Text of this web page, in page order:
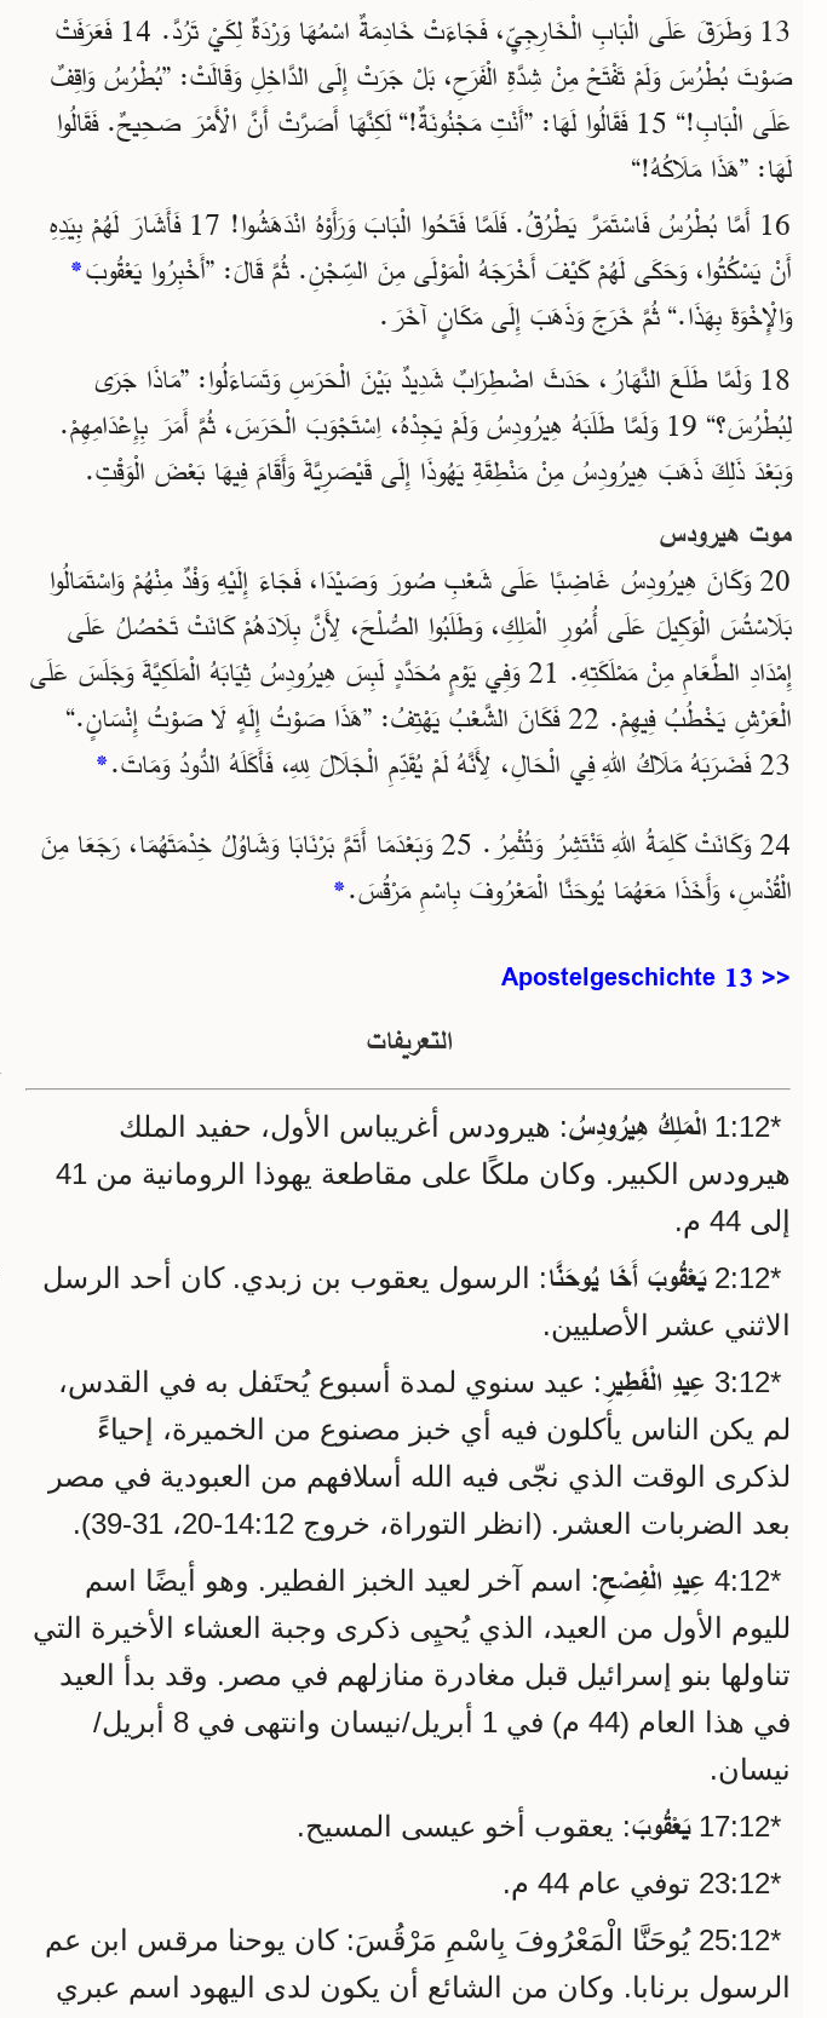
13 وَطَرَقَ عَلَى الْبَابِ الْخَارِجِيِّ، فَجَاءَتْ خَادِمَةٌ اسْمُهَا وَرْدَةٌ لِكَيْ تَرُدَّ. 14 فَعَرَفَتْ
صَوْتَ بُطْرُسَ وَلَمْ تَفْتَحْ مِنْ شِدَّةِ الْفَرَحِ، بَلْ جَرَتْ إِلَى الدَّاخِلِ وَقَالَتْ: ”بُطْرُسُ وَاقِفٌ
عَلَى الْبَابِ!“ 15 فَقَالُوا لَهَا: ”أَنْتِ مَجْنُونَةٌ!“ لَكِنَّهَا أَصَرَّتْ أَنَّ الْأَمْرَ صَحِيحٌ. فَقَالُوا
لَهَا: ”هَذَا مَلَاكُهُ!“
16 أَمَّا بُطْرُسُ فَاسْتَمَرَّ يَطْرُقُ. فَلَمَّا فَتَحُوا الْبَابَ وَرَأَوْهُ انْدَهَشُوا! 17 فَأَشَارَ لَهُمْ بِيَدِهِ
أَنْ يَسْكُتُوا، وَحَكَى لَهُمْ كَيْفَ أَخْرَجَهُ الْمَوْلَى مِنَ السِّجْنِ. ثُمَّ قَالَ: ”أَخْبِرُوا يَعْقُوبَ*
وَالْإِخْوَةَ بِهَذَا.“ ثُمَّ خَرَجَ وَذَهَبَ إِلَى مَكَانٍ آخَرَ.
18 وَلَمَّا طَلَعَ النَّهَارُ، حَدَثَ اضْطِرَابٌ شَدِيدٌ بَيْنَ الْحَرَسِ وَتَسَاءَلُوا: ”مَاذَا جَرَى
لِبُطْرُسَ؟“ 19 وَلَمَّا طَلَبَهُ هِيرُودِسُ وَلَمْ يَجِدْهُ، اِسْتَجْوَبَ الْحَرَسَ، ثُمَّ أَمَرَ بِإِعْدَامِهِمْ.
وَبَعْدَ ذَلِكَ ذَهَبَ هِيرُودِسُ مِنْ مَنْطِقَةِ يَهُوذَا إِلَى قَيْصَرِيَّةَ وَأَقَامَ فِيهَا بَعْضَ الْوَقْتِ.
موت هيرودس
20 وَكَانَ هِيرُودِسُ غَاضِبًا عَلَى شَعْبِ صُورَ وَصَيْدَا، فَجَاءَ إِلَيْهِ وَفْدٌ مِنْهُمْ وَاسْتَمَالُوا
بَلَاسْتُسَ الْوَكِيلَ عَلَى أُمُورِ الْمَلِكِ، وَطَلَبُوا الصُّلْحَ، لِأَنَّ بِلَادَهُمْ كَانَتْ تَحْصُلُ عَلَى
إِمْدَادِ الطَّعَامِ مِنْ مَمْلَكَتِهِ. 21 وَفِي يَوْمٍ مُحَدَّدٍ لَبِسَ هِيرُودِسُ ثِيَابَهُ الْمَلَكِيَّةَ وَجَلَسَ عَلَى
الْعَرْشِ يَخْطُبُ فِيهِمْ. 22 فَكَانَ الشَّعْبُ يَهْتِفُ: ”هَذَا صَوْتُ إِلَهٍ لَا صَوْتُ إِنْسَانٍ.“
23 فَضَرَبَهُ مَلَاكُ اللهِ فِي الْحَالِ، لِأَنَّهُ لَمْ يُقَدِّمِ الْجَلَالَ لِلهِ، فَأَكَلَهُ الدُّودُ وَمَاتَ.
*
24 وَكَانَتْ كَلِمَةُ اللهِ تَنْتَشِرُ وَتُثْمِرُ. 25 وَبَعْدَمَا أَتَمَّ بَرْنَابَا وَشَاوُلُ خِدْمَتَهُمَا، رَجَعَا مِنَ
الْقُدْسِ، وَأَخَذَا مَعَهُمَا يُوحَنَّا الْمَعْرُوفَ بِاسْمِ مَرْقُسَ.*
Apostelgeschichte 13 >>
التعريفات
*12‏:1 الْمَلِكُ هِيرُودِسُ: هيرودس أغريباس الأول، حفيد الملك
هيرودس الكبير. وكان ملكًا على مقاطعة يهوذا الرومانية من 41
إلى 44 م.
*12‏:2 يَعْقُوبَ أَخَا يُوحَنَّا: الرسول يعقوب بن زبدي. كان أحد الرسل
الاثني عشر الأصليين.
*12‏:3 عِيدِ الْفَطِيرِ: عيد سنوي لمدة أسبوع يُحتَفل به في القدس،
لم يكن الناس يأكلون فيه أي خبز مصنوع من الخميرة، إحياءً
لذكرى الوقت الذي نجّى فيه الله أسلافهم من العبودية في مصر
بعد الضربات العشر. (انظر التوراة، خروج 12‏:14‏-20، 31‏-39).
*12‏:4 عِيدِ الْفِصْحِ: اسم آخر لعيد الخبز الفطير. وهو أيضًا اسم
لليوم الأول من العيد، الذي يُحيِى ذكرى وجبة العشاء الأخيرة التي
تناولها بنو إسرائيل قبل مغادرة منازلهم في مصر. وقد بدأ العيد
في هذا العام (44 م) في 1 أبريل/نيسان وانتهى في 8 أبريل/
نيسان.
*12‏:17 يَعْقُوبَ: يعقوب أخو عيسى المسيح.
*12‏:23 توفي عام 44 م.
*12‏:25 يُوحَنَّا الْمَعْرُوفَ بِاسْمِ مَرْقُسَ: كان يوحنا مرقس ابن عم
الرسول برنابا. وكان من الشائع أن يكون لدى اليهود اسم عبري